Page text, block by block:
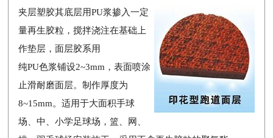
夹层塑胶其底层用PU浆掺入一定
量再生胶粒，搅拌浇注在基础上
作垫层，面层胶系用
纯PU色浆铺设2~3mm，表面喷涂
止滑耐磨面层。制作厚度为
8~15mm。适用于大面积手球
场、中、小学足球场，篮、网、